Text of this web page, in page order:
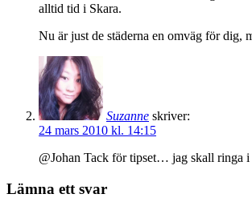
alltid tid i Skara.
Nu är just de städerna en omväg för dig,
Suzanne skriver:
24 mars 2010 kl. 14:15
@Johan Tack för tipset… jag skall ringa i
Lämna ett svar